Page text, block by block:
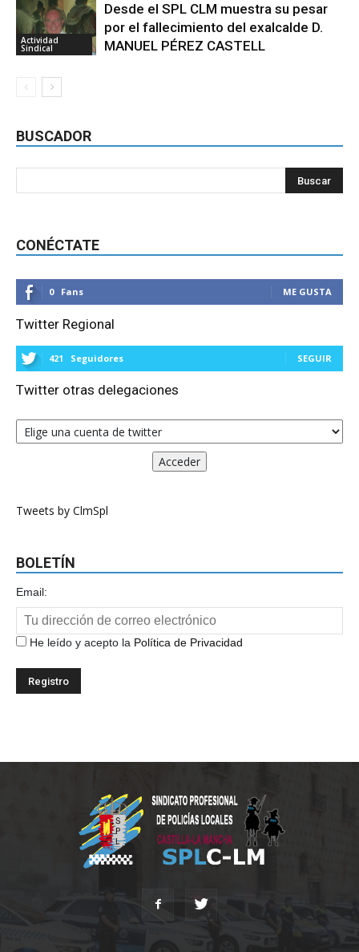
Actividad
Sindical
Desde el SPL CLM muestra su pesar
por el fallecimiento del exalcalde D.
MANUEL PÉREZ CASTELL
BUSCADOR
CONÉCTATE
0 Fans ME GUSTA
Twitter Regional
421 Seguidores SEGUIR
Twitter otras delegaciones
Tweets by ClmSpl
BOLETÍN
Email:
He leído y acepto la Política de Privacidad